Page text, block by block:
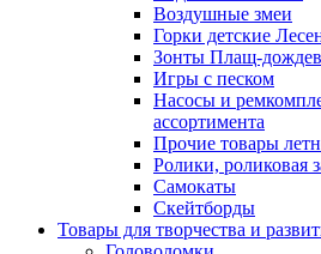
Воздушные змеи
Горки детские
Зонты Плащ-
Игры с песком
Насосы и
ассортимента
Прочие товары
Ролики, роликовая
Самокаты
Скейтборды
Товары для творчества и